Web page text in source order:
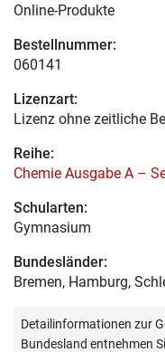
Online-Produkte
Bestellnummer:
060141
Lizenzart:
Lizenz ohne zeitliche
Reihe:
Chemie Ausgabe A –
Schularten:
Gymnasium
Bundesländer:
Bremen, Hamburg,
Detailinformationen zur
Bundesland entnehmen